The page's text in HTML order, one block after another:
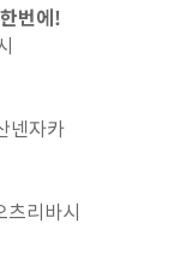
번에!
넨자카
츠리바시